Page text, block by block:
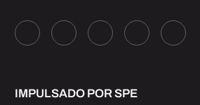
IMPULSADO POR SPE